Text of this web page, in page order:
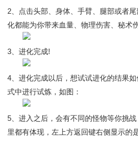
2、点击头部、身体、手臂、腿部或者
化都能为你带来血量、物理伤害、秘术
3、进化完成!
4、进化完成以后，想试试进化的结果
式中进行试炼，如图：
5、进入之后，会有不同的怪物等你挑
里都有体现，左上方返回键右侧显示的